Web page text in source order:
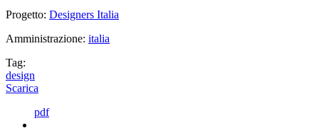
Progetto: Designers Italia
Amministrazione: italia
Tag:
design
Scarica
pdf